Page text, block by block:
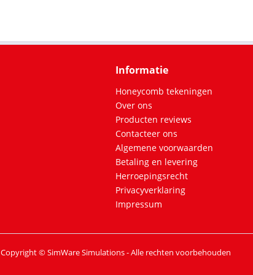
Informatie
Honeycomb tekeningen
Over ons
Producten reviews
Contacteer ons
Algemene voorwaarden
Betaling en levering
Herroepingsrecht
Privacyverklaring
Impressum
Copyright © SimWare Simulations - Alle rechten voorbehouden